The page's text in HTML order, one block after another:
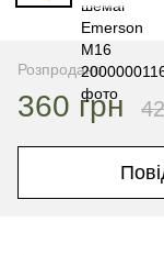
Розпродано
360 грн